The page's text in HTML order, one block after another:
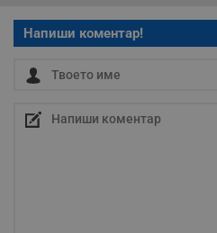
Напиши коментар!